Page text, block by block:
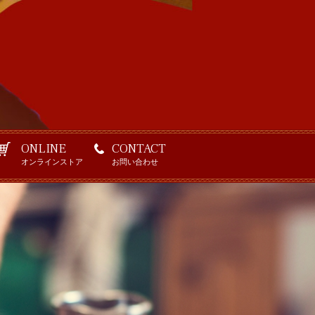
ONLINE
オンラインストア
CONTACT
お問い合わせ